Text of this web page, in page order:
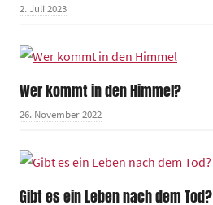
2. Juli 2023
Wer kommt in den Himmel?
26. November 2022
Gibt es ein Leben nach dem Tod?